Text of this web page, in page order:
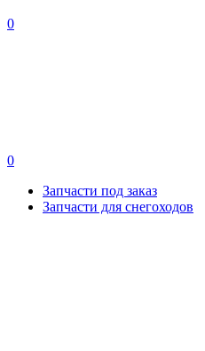
0
0
Запчасти под заказ
Запчасти для снегоходов